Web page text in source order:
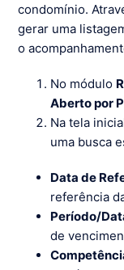
condomínio.
gerar uma
o
No módulo
Aberto por
Na tela
uma busca
Data de
referência
Período/
de